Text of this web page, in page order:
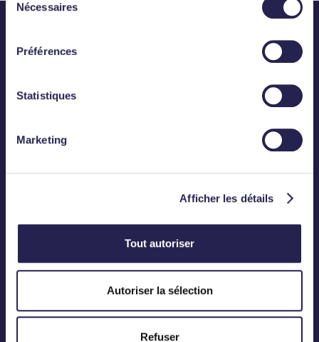
Nécessaires
Préférences
Statistiques
Marketing
Afficher les détails
Tout autoriser
Autoriser la sélection
Refuser
Téléphone :01 83 75 50 00
BUREAU
75008 Paris